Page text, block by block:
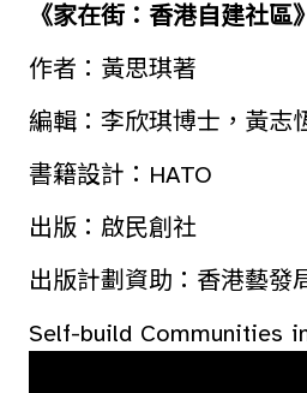
《家在街：香港自建社區》
作者：黃思琪著
編輯：李欣琪博士，黃志
書籍設計：HATO
出版：啟民創社
出版計劃資助：香港藝發
Self-build Communities